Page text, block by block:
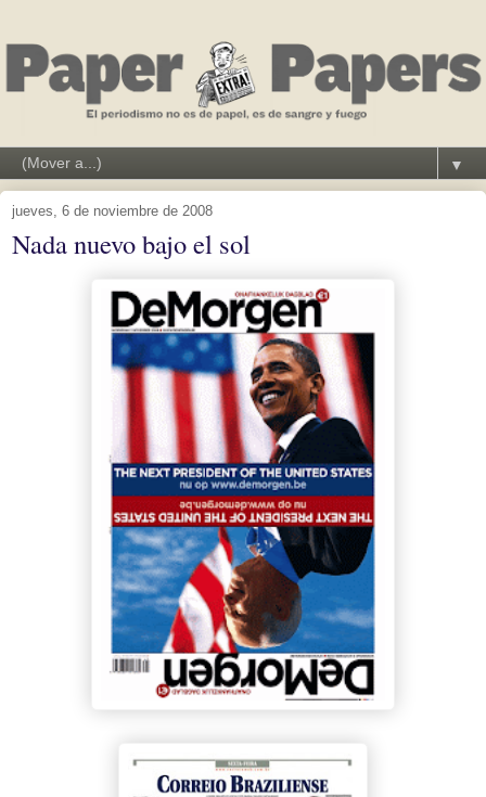
▼
jueves, 6 de noviembre de 2008
Nada nuevo bajo el sol